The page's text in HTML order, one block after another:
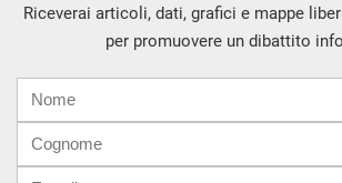
Riceverai articoli, dati, grafici e mappe
per promuovere un dibattito
mail